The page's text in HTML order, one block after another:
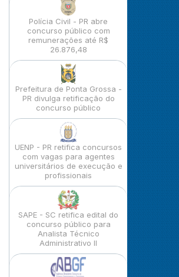
Polícia Civil - PR abre
concurso público com
remunerações até R$
26.876,48
Prefeitura de Ponta Grossa -
PR divulga retificação do
concurso público
UENP - PR retifica concursos
com vagas para agentes
universitários de execução e
profissionais
SAPE - SC retifica edital do
concurso público para
Analista Técnico
Administrativo II